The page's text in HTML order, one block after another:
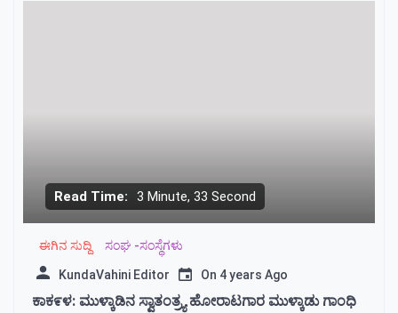
Read Time: 3 Minute, 33 Second
ಈಗಿನ ಸುದ್ದಿ ಸಂಘ -ಸಂಸ್ಥೆಗಳು
KundaVahini Editor On 4 years Ago
ಕಾಕ೯ಳ: ಮುಳ್ಕಾಡಿನ ಸ್ವಾತಂತ್ರ್ಯ ಹೋರಾಟಗಾರ ಮುಳ್ಕಾಡು ಗಾಂಧಿ